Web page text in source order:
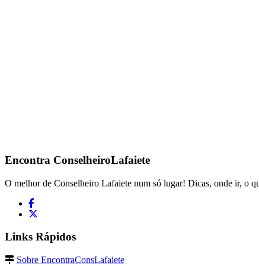
Encontra ConselheiroLafaiete
O melhor de Conselheiro Lafaiete num só lugar! Dicas, onde ir, o
Links Rápidos
Sobre EncontraConsLafaiete